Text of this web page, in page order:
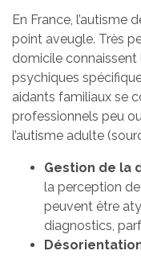
En France, l’autisme
point aveugle. Très
domicile
psychiques
aidants familiaux se
professionnels peu
l’autisme adulte
Gestion de la
la perception
peuvent être
diagnostics,